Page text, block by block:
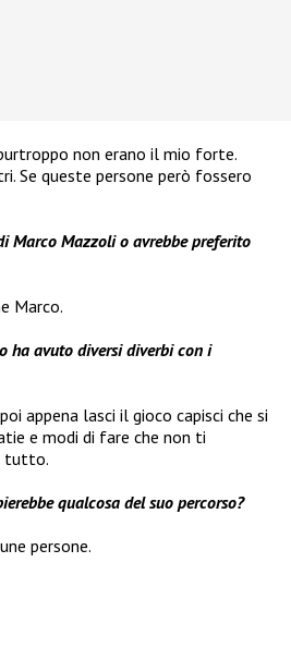
non erano il mio forte.
Se queste persone però fossero
Marco Mazzoli o avrebbe preferito
Marco.
ha avuto diversi diverbi con i
appena lasci il gioco capisci che si
e modi di fare che non ti
tutto.
qualcosa del suo percorso?
persone.